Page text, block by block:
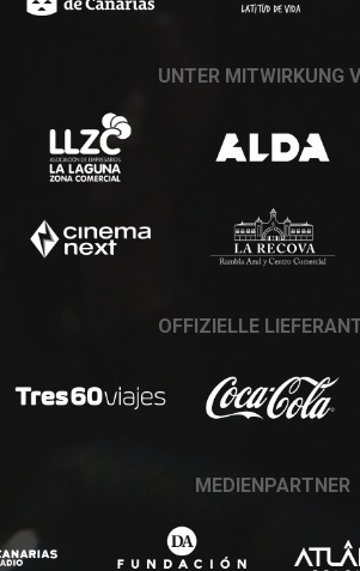
UNTER MITWIRKUNG
OFFIZIELLE
MEDIENPARTNER